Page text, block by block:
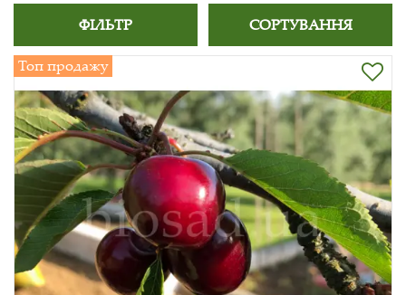
ФІЛЬТР СОРТУВАННЯ
Топ продажу